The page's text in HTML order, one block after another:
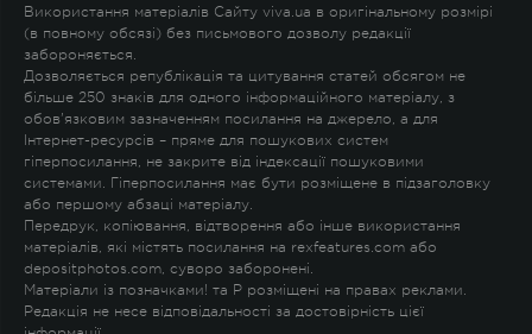
Використання матеріалів Сайту viva.ua в оригінальному розмірі
(в повному обсязі) без письмового дозволу редакції
забороняється.
Дозволяється републікація та цитування статей обсягом не
більше 250 знаків для одного інформаційного матеріалу, з
обов'язковим зазначенням посилання на джерело, а для
Інтернет-ресурсів – пряме для пошукових систем
гіперпосилання, не закрите від індексації пошуковими
системами. Гіперпосилання має бути розміщене в підзаголовку
або першому абзаці матеріалу.
Передрук, копіювання, відтворення або інше використання
матеріалів, які містять посилання на rexfeatures.com або
depositphotos.com, суворо заборонені.
Матеріали із позначками! та P розміщені на правах реклами.
Редакція не несе відповідальності за достовірність цієї